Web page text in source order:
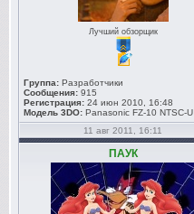
Лучший обзорщик
Группа: Разработчики
Сообщения: 915
Регистрация: 24 июн 2010, 16:48
Модель 3DO: Panasonic FZ-10 NTSC-U
11 авг 2011, 16:11
ПАУК